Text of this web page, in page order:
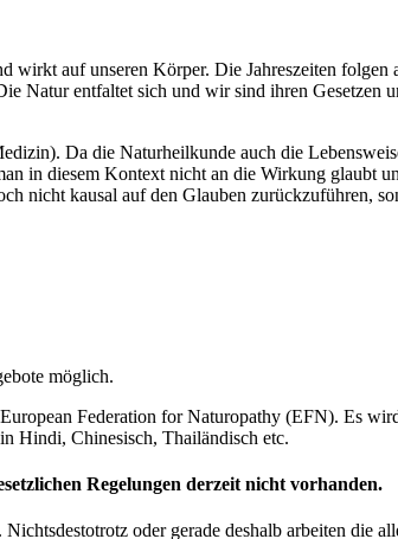
auf unseren Körper. Die Jahreszeiten
Natur entfaltet sich und wir sind ihren Gesetzen
Da die Naturheilkunde auch die
in diesem Kontext nicht an die Wirkung glaubt
nicht kausal auf den Glauben zurückzuführen,
möglich.
Federation for Naturopathy (EFN). Es
Hindi, Chinesisch, Thailändisch etc.
Regelungen derzeit nicht vorhanden.
oder gerade deshalb arbeiten die